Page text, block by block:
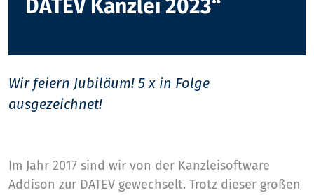
DATEV Kanzlei 2023“
Wir feiern Jubiläum! 5 x in Folge
ausgezeichnet!
Im Jahr 2017 sind wir von der Kanzleisoftware
Addison zur DATEV gewechselt. Trotz dieser großen